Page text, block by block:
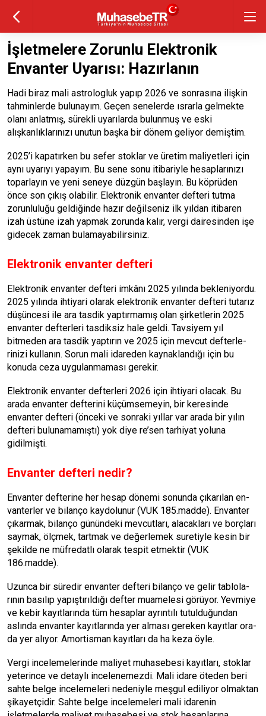
İşletmelere Zorunlu Elektronik
Envanter Uyarısı: Hazırlanın
Hadi biraz mali astro­logluk yapıp 2026 ve sonrasına ilişkin
tah­minlerde bulunayım. Geçen se­nelerde ısrarla gelmekte
olanı anlatmış, sürekli uyarılarda bu­lunmuş ve eski
alışkanlıklarınızı unutun başka bir dönem geliyor demiştim.
2025’i kapatırken bu sefer stoklar ve üretim maliyet­leri için
aynı uyarıyı yapayım. Bu sene sonu itibariyle hesaplarını­zı
toparlayın ve yeni seneye düz­gün başlayın. Bu köprüden
önce son çıkış olabilir. Elektronik en­vanter defteri tutma
zorunlulu­ğu geldiğinde hazır değilseniz ilk yıldan itibaren
izah üstüne izah yapmak zorunda kalır, vergi dai­resinden işe
gidecek zaman bula­mayabilirsiniz.
Elektronik envanter defteri
Elektronik envanter defteri im­kânı 2025 yılında bekleniyordu.
2025 yılında ihtiyari olarak elekt­ronik envanter defteri tutarız
dü­şüncesi ile ara tasdik yaptırma­mış olan şirketlerin 2025
envanter defterleri tasdiksiz hale geldi. Tav­siyem yıl
bitmeden ara tasdik yap­tırın ve 2025 için mevcut defterle­
rinizi kullanın. Sorun mali idare­den kaynaklandığı için bu
konuda ceza uygulanmaması gerekir.
Elektronik envanter defterleri 2026 için ihtiyari olacak. Bu
ara­da envanter defterini küçümse­meyin, bir keresinde
envanter defteri (önceki ve sonraki yıllar var arada bir yılın
defteri buluna­mamıştı) yok diye re’sen tarhiyat yoluna
gidilmişti.
Envanter defteri nedir?
Envanter defterine her hesap dönemi sonunda çıkarılan en­
vanterler ve bilanço kaydolunur (VUK 185.madde). Envanter
çı­karmak, bilanço günündeki mev­cutları, alacakları ve borçları
say­mak, ölçmek, tartmak ve değerle­mek suretiyle kesin bir
şekilde ne müfredatlı olarak tespit etmektir (VUK
186.madde).
Uzunca bir süredir envanter defteri bilanço ve gelir tablola­
rının basılıp yapıştırıldığı def­ter muamelesi görüyor. Yevmi­ye
ve kebir kayıtlarında tüm he­saplar ayrıntılı tutulduğundan
aslında envanter kayıtlarında yer alması gereken kayıtlar ora­
da yer alıyor. Amortisman ka­yıtları da ha keza öyle.
Vergi incelemelerinde mali­yet muhasebesi kayıtları, stok­lar
yeterince ve detaylı incele­nemezdi. Mali idare öteden beri
sahte belge incelemeleri nede­niyle meşgul ediliyor olmaktan
şikayetçidir. Sahte belge incele­meleri mali idarenin